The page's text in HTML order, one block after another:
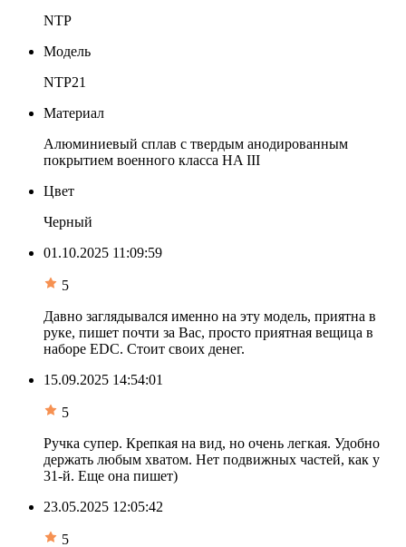
NTP
Модель
NTP21
Материал
Алюминиевый сплав с твердым анодированным
покрытием военного класса HA III
Цвет
Черный
01.10.2025 11:09:59
5
Давно заглядывался именно на эту модель, приятна в
руке, пишет почти за Вас, просто приятная вещица в
наборе EDC. Стоит своих денег.
15.09.2025 14:54:01
5
Ручка супер. Крепкая на вид, но очень легкая. Удобно
держать любым хватом. Нет подвижных частей, как у
31-й. Еще она пишет)
23.05.2025 12:05:42
5